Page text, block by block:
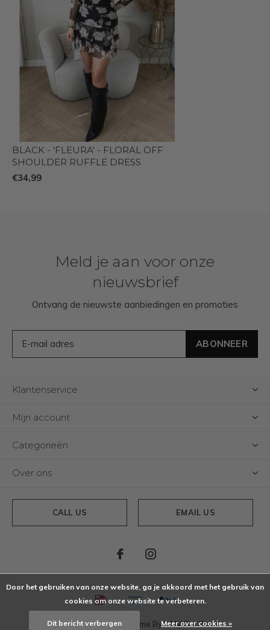
BLACK - 'FLEURA' - FLORAL OFF
SHOULDER RUFFLE DRESS
€34,99
Meld je aan voor onze
nieuwsbrief
Ontvang de nieuwste aanbiedingen en promoties
ABONNEER
Klantenservice
Mijn account
Categorieën
Over ons
CALL US EMAIL US
© Copyright2026- Theme ByDMWSx Plus+
Door het gebruiken van onze website, ga je akkoord met het gebruik van
cookies om onze website te verbeteren.
Dit bericht verbergen Meer over cookies »